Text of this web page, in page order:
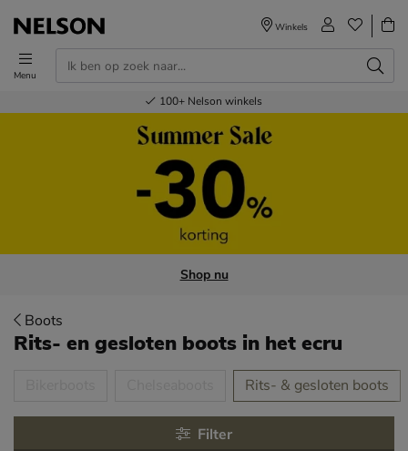
Menu
Winkels
Voor 23.00u besteld,volgende dag in huis
Gratisverzending en retour
Bestel nu,betaal later
100+ Nelson winkels
Shop nu
Boots
Rits- en gesloten boots in het ecru
Rits- & gesloten boots
Filter